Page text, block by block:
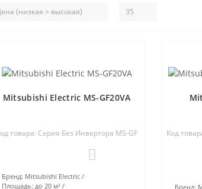
Mitsubishi Electric MS-GF20VA
товара: Серия Без Инвертора MS-GF
Бренд: Mitsubishi Electric
Площадь: до 20 м²
Код
Бренд: